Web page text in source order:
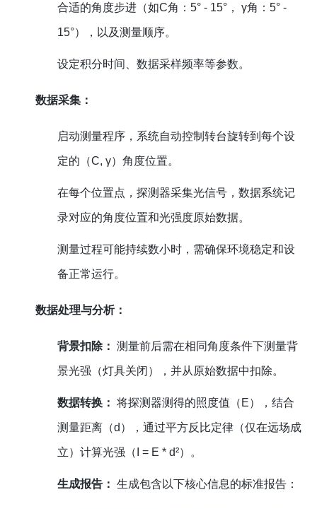
合适的角度步进（如C角：5° - 15°， γ角：5° -
15°），以及测量顺序。
设定积分时间、数据采样频率等参数。
数据采集：
启动测量程序，系统自动控制转台旋转到每个设
定的（C, γ）角度位置。
在每个位置点，探测器采集光信号，数据系统记
录对应的角度位置和光强度原始数据。
测量过程可能持续数小时，需确保环境稳定和设
备正常运行。
数据处理与分析：
背景扣除： 测量前后需在相同角度条件下测量背
景光强（灯具关闭），并从原始数据中扣除。
数据转换： 将探测器测得的照度值（E），结合
测量距离（d），通过平方反比定律（仅在远场成
立）计算光强（I = E * d²）。
生成报告： 生成包含以下核心信息的标准报告：